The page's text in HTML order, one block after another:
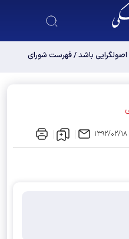
باشد / فهرست شورای
۱۳۹۲/۰۲/۱۸